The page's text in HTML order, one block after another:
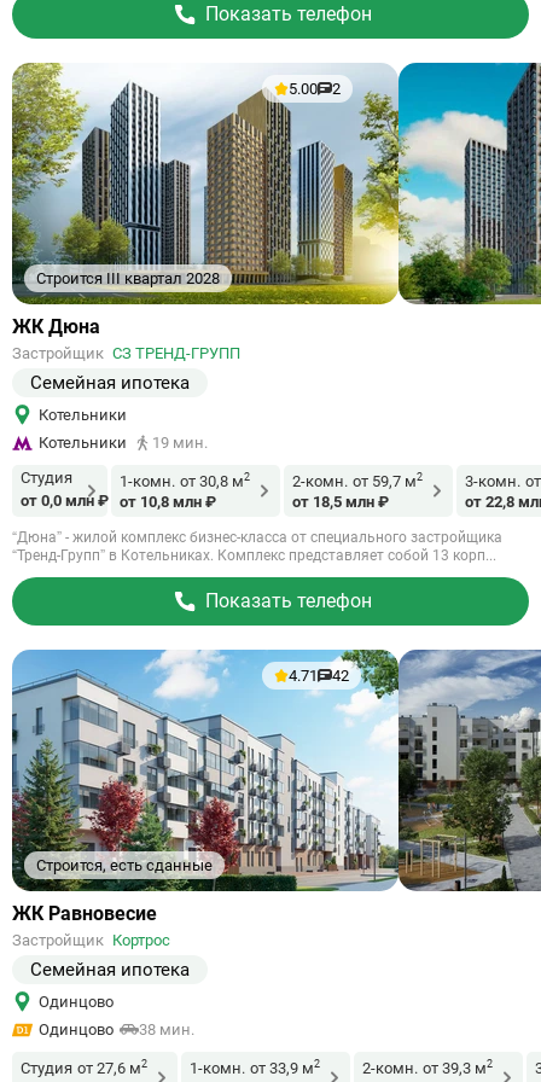
Показать телефон
Строится III квартал 2028
5.00 2
Ссылка
объект
ЖК Дюна
Застройщик СЗ ТРЕНД-ГРУПП
Семейная ипотека
Котельники
Котельники
19 мин.
Студия
от 0,0 млн ₽
1-комн. от 30,8 м2
от 10,8 млн ₽
2-комн. от 59,7 м2
от 18,5 млн ₽
3-комн.
от 22,8
“Дюна” - жилой комплекс бизнес-класса от специального застройщика
“Тренд-Групп” в Котельниках. Комплекс представляет собой 13 корп...
Показать телефон
Строится, есть сданные
4.71 42
Ссылка
объект
ЖК Равновесие
Застройщик Кортрос
Семейная ипотека
Одинцово
Одинцово
38 мин.
Студия от 27,6 м2 1-комн. от 33,9 м2 2-комн. от 39,3 м2